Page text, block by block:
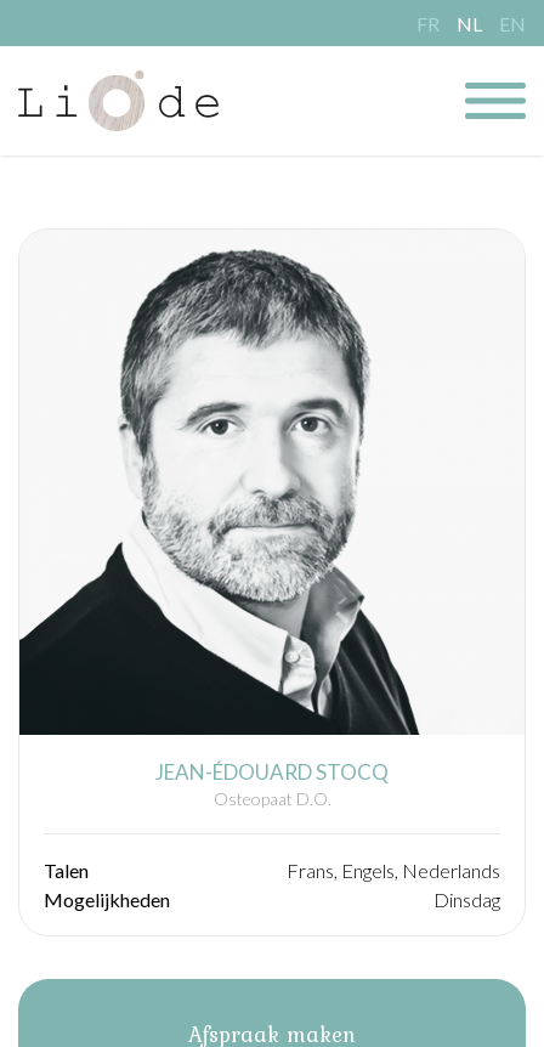
FR NL EN
JEAN-ÉDOUARD STOCQ
Osteopaat D.O.
Talen
Frans, Engels, Nederlands
Mogelijkheden
Dinsdag
Afspraak maken